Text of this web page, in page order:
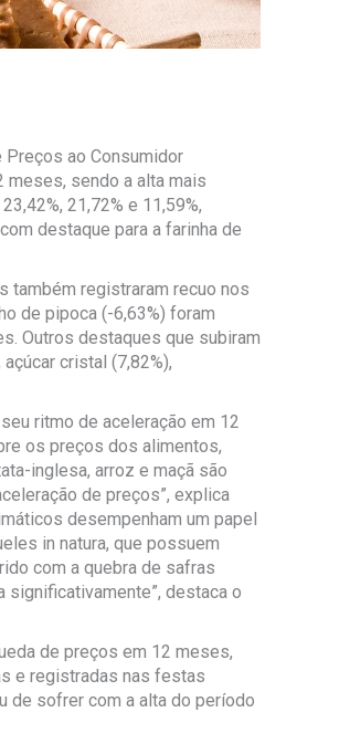
ao Consumidor
meses, sendo a alta mais
21,72% e 11,59%,
destaque para a farinha de
também registraram recuo nos
de pipoca (-6,63%) foram
Outros destaques que subiram
cristal (7,82%),
ritmo de aceleração em 12
os preços dos alimentos,
inglesa, arroz e maçã são
de preços”, explica
desempenham um papel
in natura, que possuem
com a quebra de safras
destaca o
de preços em 12 meses,
e registradas nas festas
de sofrer com a alta do período